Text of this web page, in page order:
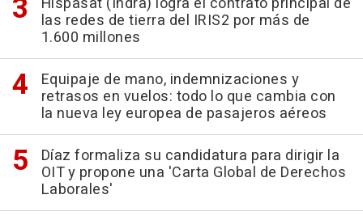
las redes de tierra del IRIS2 por más de
1.600 millones
Equipaje de mano, indemnizaciones y
retrasos en vuelos: todo lo que cambia con
la nueva ley europea de pasajeros aéreos
Díaz formaliza su candidatura para dirigir la
OIT y propone una 'Carta Global de Derechos
Laborales'